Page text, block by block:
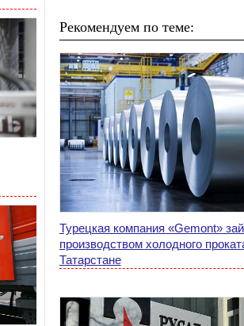
Рекомендуем по теме:
Турецкая компания «Gemont»
производством холодного
Татарстане